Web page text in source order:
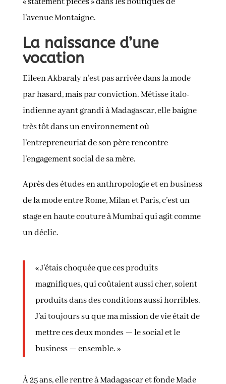
l’avenue Montaigne.
La naissance d’une
vocation
Eileen Akbaraly n’est pas arrivée dans la mode
par hasard, mais par conviction. Métisse italo-
indienne ayant grandi à Madagascar, elle baigne
très tôt dans un environnement où
l’entrepreneuriat de son père rencontre
l’engagement social de sa mère.
Après des études en anthropologie et en business
de la mode entre Rome, Milan et Paris, c’est un
stage en haute couture à Mumbai qui agit comme
un déclic.
« J’étais choquée que ces produits
magnifiques, qui coûtaient aussi cher, soient
produits dans des conditions aussi horribles.
J’ai toujours su que ma mission de vie était de
mettre ces deux mondes — le social et le
business — ensemble. »
À 25 ans, elle rentre à Madagascar et fonde Made